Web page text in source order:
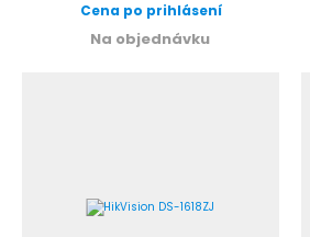
Cena po prihlásení
Na objednávku